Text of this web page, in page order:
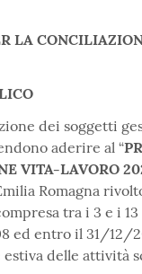
LA
dei soggetti
aderire al “
VITA-LAVORO
Romagna
tra i 3 e i
ed entro il 31/12/
estiva delle attività